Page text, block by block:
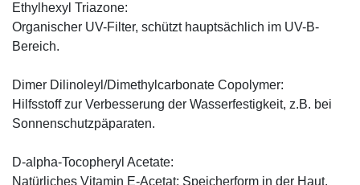
Ethylhexyl Triazone:
Organischer UV-Filter, schützt hauptsächlich im UV-B-
Bereich.
Dimer Dilinoleyl/Dimethylcarbonate Copolymer:
Hilfsstoff zur Verbesserung der Wasserfestigkeit, z.B. bei
Sonnenschutzpäparaten.
D-alpha-Tocopheryl Acetate:
Natürliches Vitamin E-Acetat; Speicherform in der Haut,